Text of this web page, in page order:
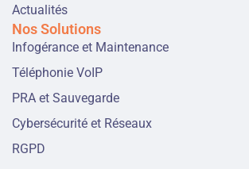
Actualités
Nos Solutions
Infogérance et Maintenance
Téléphonie VoIP
PRA et Sauvegarde
Cybersécurité et Réseaux
RGPD